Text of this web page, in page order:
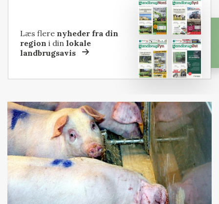
Læs flere nyheder fra din
region i dinlokale
landbrugsavis